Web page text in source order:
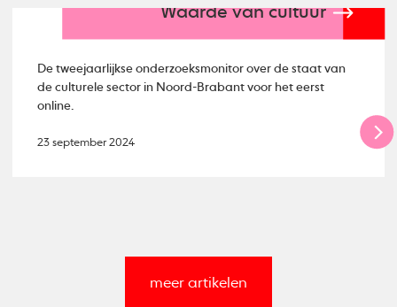
Waarde van cultuur
De tweejaarlijkse onderzoeksmonitor over de staat van
de culturele sector in Noord-Brabant voor het eerst
online.
23 september 2024
meer artikelen